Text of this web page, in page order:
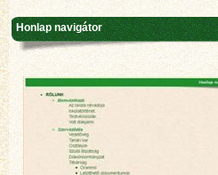
Honlap navigátor